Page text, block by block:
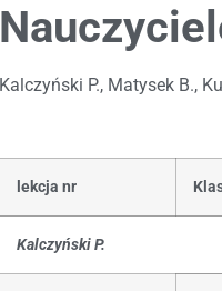
Kalczyński P., Matysek B.,
lekcja nr
Kalczyński P.